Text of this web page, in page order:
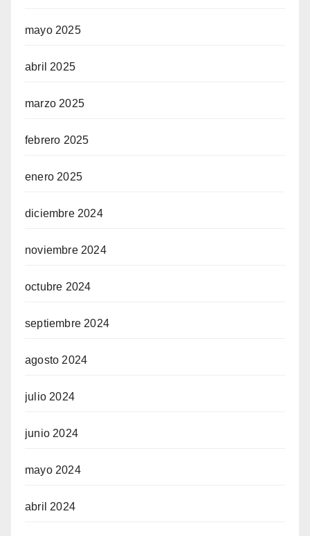
mayo 2025
abril 2025
marzo 2025
febrero 2025
enero 2025
diciembre 2024
noviembre 2024
octubre 2024
septiembre 2024
agosto 2024
julio 2024
junio 2024
mayo 2024
abril 2024